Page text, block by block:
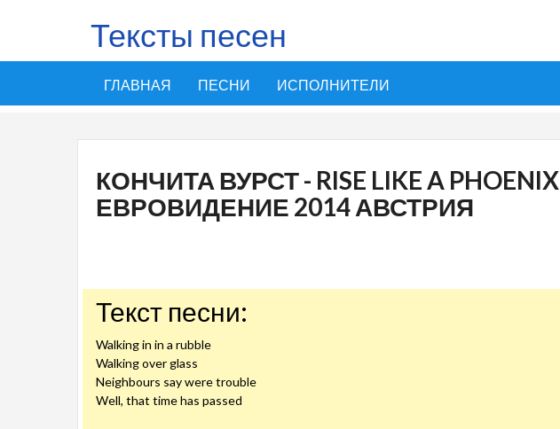
Тексты песен
ГЛАВНАЯ ПЕСНИ ИСПОЛНИТЕЛИ
КОНЧИТА ВУРСТ - RISE LIKE A PHOENIX
ЕВРОВИДЕНИЕ 2014 АВСТРИЯ
Текст песни:
Walking in in a rubble
Walking over glass
Neighbours say were trouble
Well, that time has passed